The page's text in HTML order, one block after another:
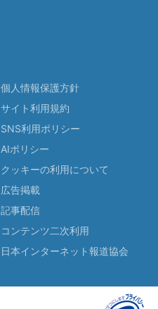
個人情報保護方針
サイト利用規約
SNS利用ポリシー
AIポリシー
クッキーの利用について
広告掲載
記事配信
コンテンツ二次利用
日本インターネット報道協会